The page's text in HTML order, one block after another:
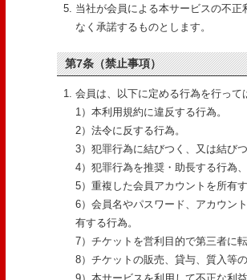
当社が会員による本サービスの不
なく承諾するものとします。
第7条（禁止事項）
会員は、以下に定める行為を行って
1）本利用規約に違反する行為。
2）法令に反する行為。
3）犯罪行為に結びつく、又は結び
4）犯罪行為を推奨・助長する行為
5）重複した会員アカウントを所有す
6）会員名やパスワード、アカウン
有する行為。
7）チケットを営利目的で第三者に転
8）チケットの販売、貸与、質入等の